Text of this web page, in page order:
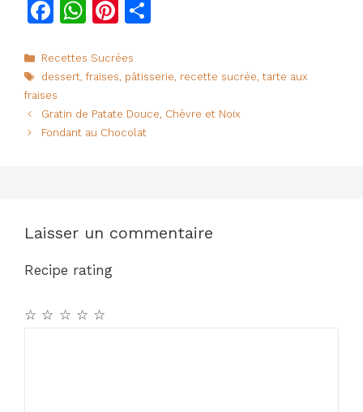
F
c
e
b
o
W
at
s
A
p
Pi
te
re
st
g
er
Catégories
Recettes Sucrées
Étiquettes
dessert,fraises, pâtisserie, recette sucrée,tarte aux
fraises
Gratin de Patate Douce, Chèvre et Noix
Fondant au Chocolat
Laisser un commentaire
Recipe rating
☆
☆
☆
☆
☆